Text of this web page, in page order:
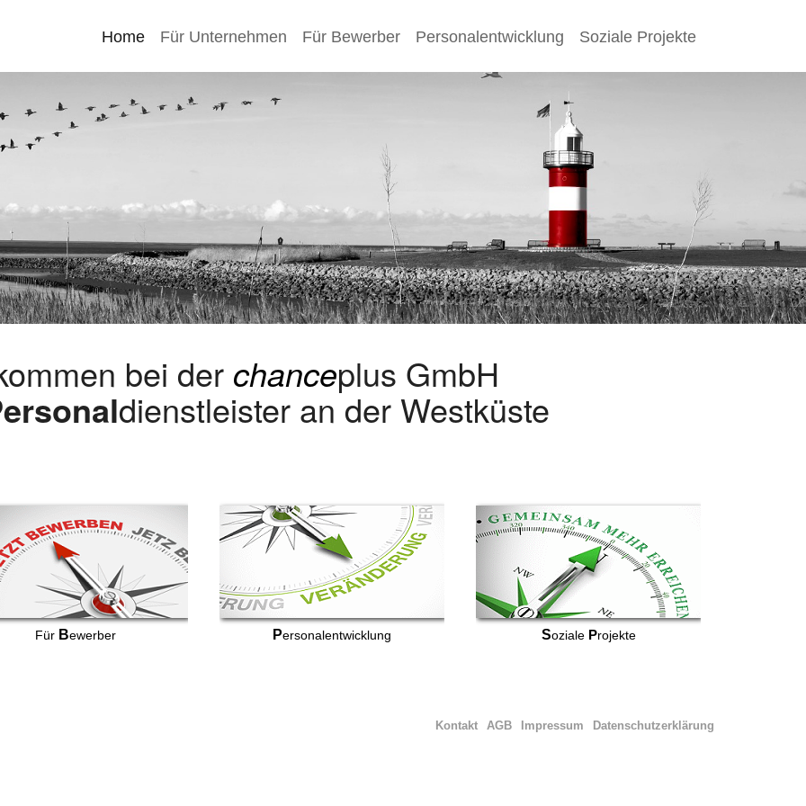
Home Für Unternehmen Für Bewerber Personalentwicklung Soziale Projekte
bei der chanceplus GmbH
dienstleister an der Westküste
Für Bewerber Personalentwicklung Soziale Projekte
Datenschutzerklärung
Impressum
AGB
Kontakt